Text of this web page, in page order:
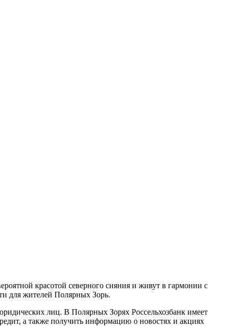
красотой северного сияния и живут в гармонии с
для жителей Полярных Зорь.
лиц. В Полярных Зорях Россельхозбанк имеет
а также получить информацию о новостях и акциях